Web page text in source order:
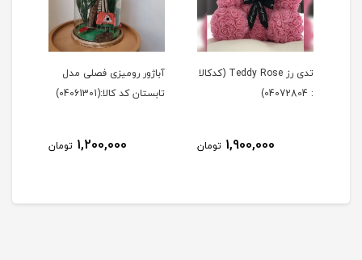
تدی رز Teddy Rose (کدکالا
: 04072804)
1,900,000 تومان
آباژور رومیزی فصلی مدل
تابستان کد کالا:(04061301)
1,200,000 تومان